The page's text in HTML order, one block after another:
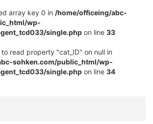
array key 0 in /home/officeing/abc-
wp-
single.php on line 33
read property "cat_ID" on null in
sohken.com/public_html/wp-
single.php on line 34